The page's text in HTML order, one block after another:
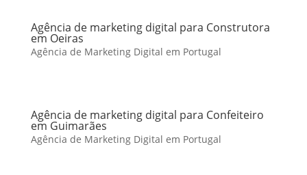
Agência de marketing digital para Construtora
em Oeiras
Agência de Marketing Digital em Portugal
Agência de marketing digital para Confeiteiro
em Guimarães
Agência de Marketing Digital em Portugal